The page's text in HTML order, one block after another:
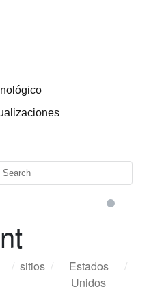
/ sitios /
Estados
Unidos
/